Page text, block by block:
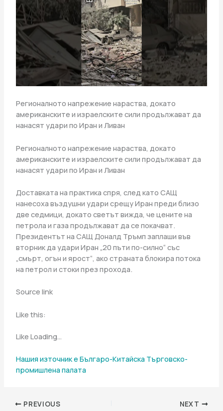
Регионалното напрежение нараства, докато
американските и израелските сили продължават да
нанасят удари по Иран и Ливан
Регионалното напрежение нараства, докато
американските и израелските сили продължават да
нанасят удари по Иран и Ливан
Доставката на практика спря, след като САЩ
нанесоха въздушни удари срещу Иран преди близо
две седмици, докато светът вижда, че цените на
петрола и газа продължават да се покачват.
Президентът на САЩ Доналд Тръмп заплаши във
вторник да удари Иран „20 пъти по-силно“ със
„смърт, огън и ярост“, ако страната блокира потока
на петрол и стоки през прохода.
Source link
Like this:
Like Loading…
Нашия източник е Българо-Китайска Търговско-
промишлена палaта
PREVIOUS NEXT